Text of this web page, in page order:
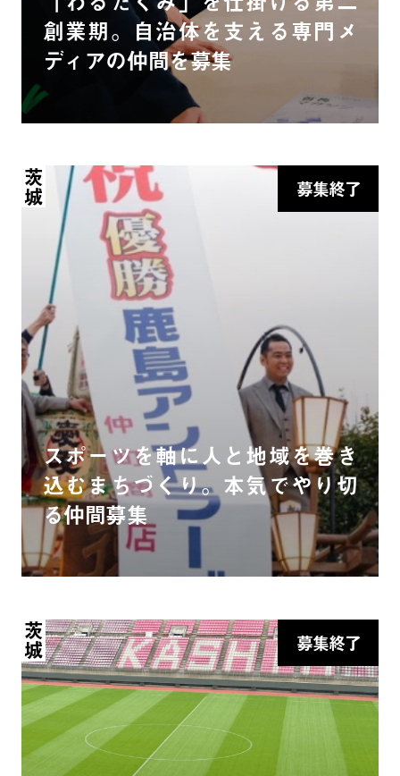
創業期。自治体を支える専門メ
ディアの仲間を募集
募集終了
茨城
スポーツを軸に人と地域を巻き
込むまちづくり。本気でやり切
る仲間募集
募集終了
茨城